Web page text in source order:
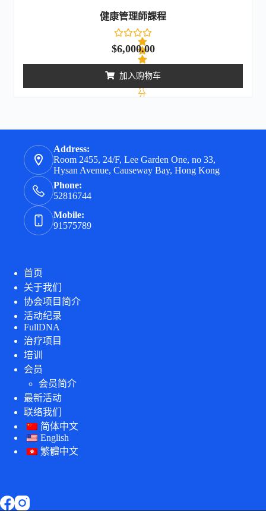
健康管理師課程
评
分
o
$6,000.00
加入购物车
Address:
Room 2455, 24/F, Lee Garden One, no 33,
Hysan Avenue, Causeway Bay, Hong Kong
Phone:
52816744
Mobile:
91575789
首页
关于我们
协会项目简介
活动纪录
FullDNA
治疗项目
培训
会员
会员简介
最新活动
联络我们
简体中文
English
繁體中文